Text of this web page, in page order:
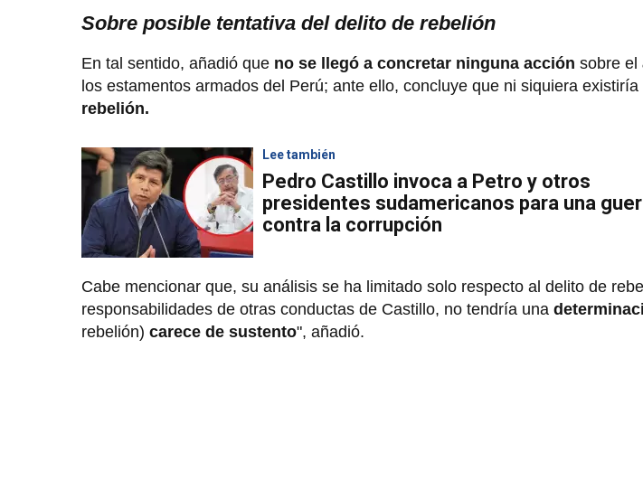
Sobre posible tentativa del delito de rebelión
En tal sentido, añadió que no se llegó a concretar ninguna acción sobre el
los estamentos armados del Perú; ante ello, concluye que ni siquiera existiría
rebelión.
Lee también
Pedro Castillo invoca a Petro y otros
presidentes sudamericanos para una
contra la corrupción
Cabe mencionar que, su análisis se ha limitado solo respecto al delito de
responsabilidades de otras conductas de Castillo, no tendría una
rebelión) carece de sustento", añadió.